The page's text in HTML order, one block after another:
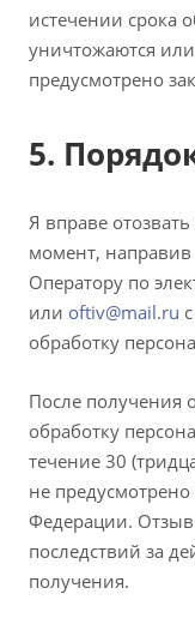
истечении срока
уничтожаются
предусмотрено
5.
Я вправе
момент,
Оператору по
или oftiv@mail.ru
обработку
После получения
обработку
течение 30
не
Федерации. Отзыв
последствий за
получения.